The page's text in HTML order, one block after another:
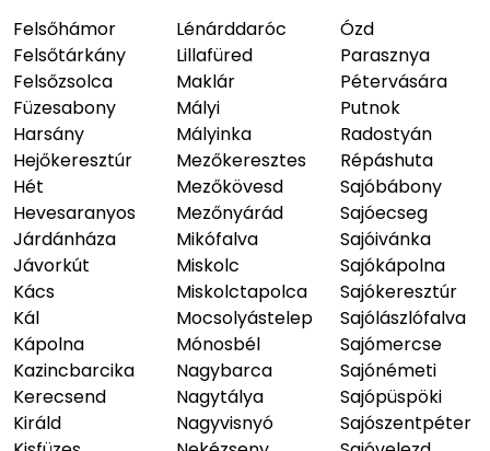
Felsőhámor
Felsőtárkány
Felsőzsolca
Füzesabony
Harsány
Hejőkeresztúr
Hét
Hevesaranyos
Járdánháza
Jávorkút
Kács
Kál
Kápolna
Kazincbarcika
Kerecsend
Királd
Lénárddaróc
Lillafüred
Maklár
Mályi
Mályinka
Mezőkeresztes
Mezőkövesd
Mezőnyárád
Mikófalva
Miskolc
Miskolctapolca
Mocsolyástelep
Mónosbél
Nagybarca
Nagytálya
Nagyvisnyó
Ózd
Parasznya
Pétervására
Putnok
Radostyán
Répáshuta
Sajóbábony
Sajóecseg
Sajóivánka
Sajókápolna
Sajókeresztúr
Sajólászlófalva
Sajómercse
Sajónémeti
Sajópüspöki
Sajószentpéter